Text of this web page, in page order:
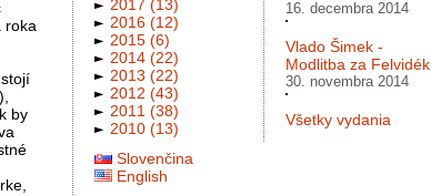
roka
by
► 2017 (13)
► 2016 (12)
► 2015 (6)
► 2014 (22)
► 2013 (22)
► 2012 (43)
► 2011 (38)
► 2010 (13)
Slovenčina
English
16. decembra 2014
Vlado Šimek -
Modlitba za Felvidék
30. novembra 2014
Všetky vydania